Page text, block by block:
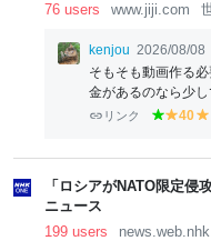
76 users
www.jiji.com
kenjou 2026/08/08
そもそも動画作る
金があるのなら少し
リンク
g
e
n
y
lo
w
40
lo
w
「ロシアがNATO限定
ニュース
199 users
news.web.nhk